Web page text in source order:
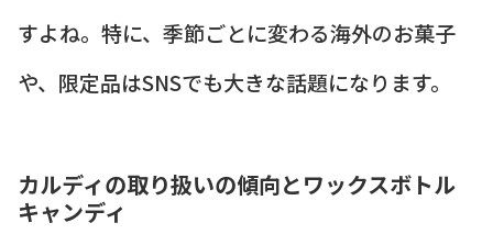
すよね。特に、季節ごとに変わる海外のお菓子
や、限定品はSNSでも大きな話題になります。
カルディの取り扱いの傾向とワックスボトル
キャンディ